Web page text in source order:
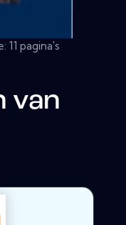
11 pagina's
van